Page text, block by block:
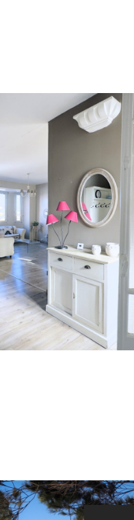
voir le
bien